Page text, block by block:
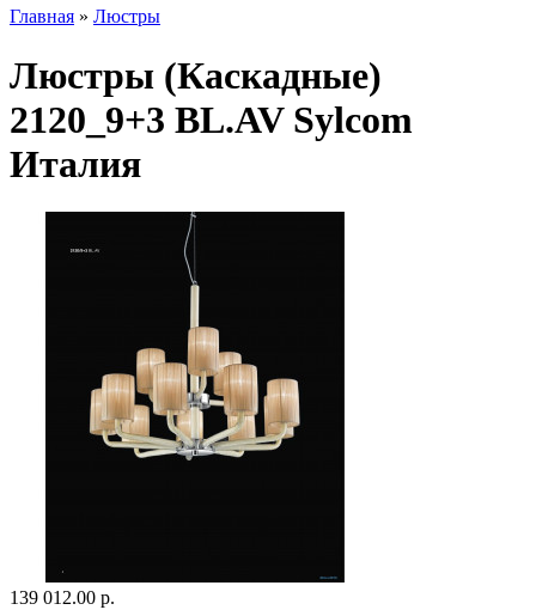
Главная » Люстры
Люстры (Каскадные)
2120_9+3 BL.AV Sylcom
Италия
139 012.00 р.